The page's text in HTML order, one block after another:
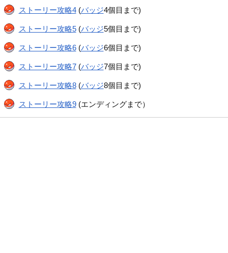
ストーリー攻略4(バッジ4個目まで)
ストーリー攻略5(バッジ5個目まで)
ストーリー攻略6(バッジ6個目まで)
ストーリー攻略7(バッジ7個目まで)
ストーリー攻略8(バッジ8個目まで)
ストーリー攻略9(エンディングまで）